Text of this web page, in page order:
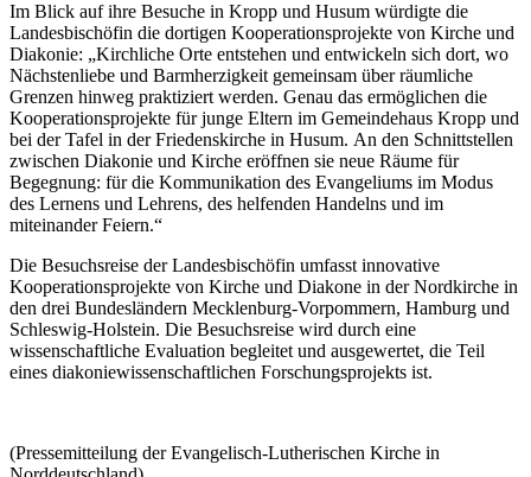
Im Blick auf ihre Besuche in Kropp und Husum würdigte die
Landesbischöfin die dortigen Kooperationsprojekte von Kirche und
Diakonie: „Kirchliche Orte entstehen und entwickeln sich dort, wo
Nächstenliebe und Barmherzigkeit gemeinsam über räumliche
Grenzen hinweg praktiziert werden. Genau das ermöglichen die
Kooperationsprojekte für junge Eltern im Gemeindehaus Kropp und
bei der Tafel in der Friedenskirche in Husum. An den Schnittstellen
zwischen Diakonie und Kirche eröffnen sie neue Räume für
Begegnung: für die Kommunikation des Evangeliums im Modus
des Lernens und Lehrens, des helfenden Handelns und im
miteinander Feiern.“
Die Besuchsreise der Landesbischöfin umfasst innovative
Kooperationsprojekte von Kirche und Diakone in der Nordkirche in
den drei Bundesländern Mecklenburg-Vorpommern, Hamburg und
Schleswig-Holstein. Die Besuchsreise wird durch eine
wissenschaftliche Evaluation begleitet und ausgewertet, die Teil
eines diakoniewissenschaftlichen Forschungsprojekts ist.
(Pressemitteilung der Evangelisch-Lutherischen Kirche in